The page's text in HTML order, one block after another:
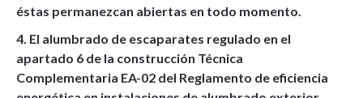
éstas permanezcan abiertas en todo momento.
4. El alumbrado de escaparates regulado en el
apartado 6 de la construcción Técnica
Complementaria EA-02 del Reglamento de eficiencia